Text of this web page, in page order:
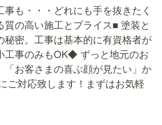
事も・・・どれにも手を抜きたく
の高い施工とプライス■ 塗装と
秘密。工事は基本的に有資格者が
事のみもOK◆ ずっと地元のお
お客さまの喜ぶ顔が見たい」か
ご対応致します！まずはお気軽